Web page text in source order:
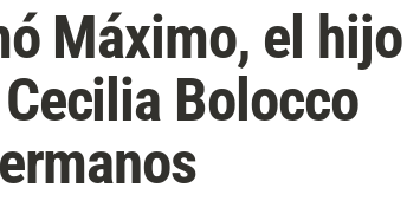
Máximo, el hijo
Bolocco